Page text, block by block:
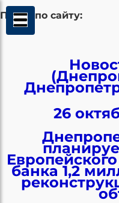
Поиск по сайту:
26
банка 1,2